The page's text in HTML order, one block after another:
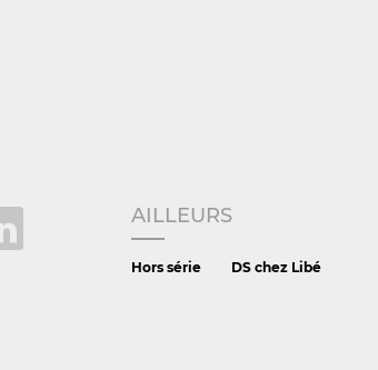
AILLEURS
Hors série DS chez Libé